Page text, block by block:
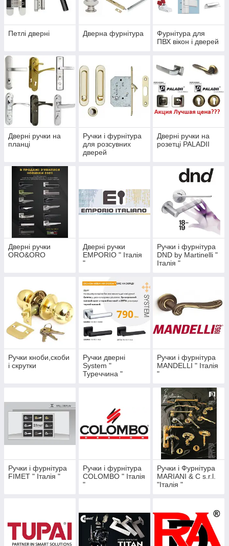
Петлі дверні Дверна фурнітура
Фурнітура для
ПВХ вікон і дверей
Дверні ручки на
планці
Ручки і фурнітура
для розсувних
дверей
Дверні ручки на
розетці PALADII
Дверні ручки
ORO&ORO
Дверні ручки
EMPORIO " Італія
"
Ручки і фурнітура
DND by Martinelli "
Італія "
Ручки кноби,скоби
і скрутки
Ручки дверні
System "
Туреччина "
Ручки і фурнітура
MANDELLI " Італія
"
Ручки і фурнітура
FIMET " Італія "
Ручки і фурнітура
COLOMBO " Італія
"
Ручки і Фурнітура
MARIANI & C s.r.l.
"Італія "